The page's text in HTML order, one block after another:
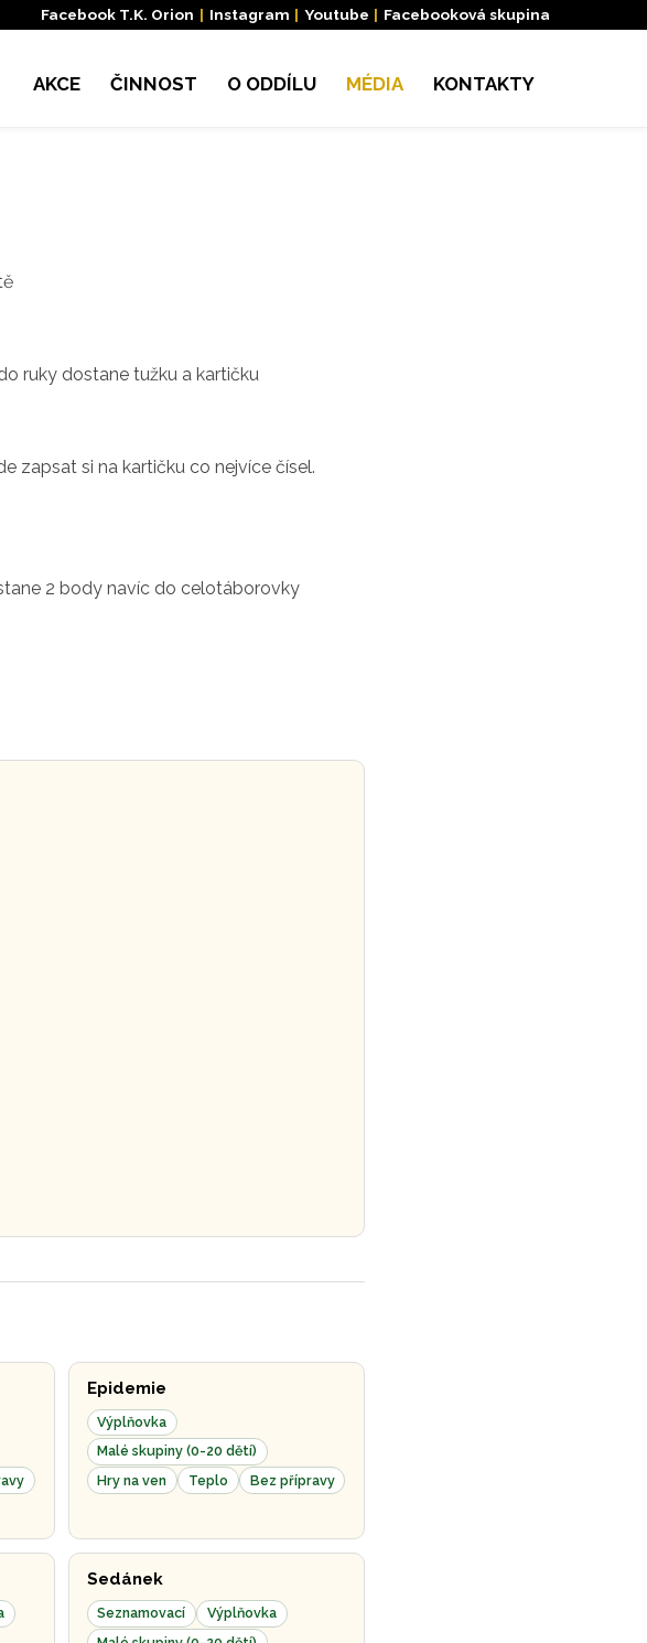
Facebook T.K. Orion | Instagram | Youtube | Facebooková skupina
AKCE ČINNOST O ODDÍLU MÉDIA KONTAKTY
ruky dostane tužku a kartičku
zapsat si na kartičku co nejvíce čísel.
2 body navíc do celotáborovky
Epidemie
Výplňovka
Malé skupiny (0-20 dětí)
Hry na ven
Teplo Bez přípravy
Sedánek
Seznamovací
Výplňovka